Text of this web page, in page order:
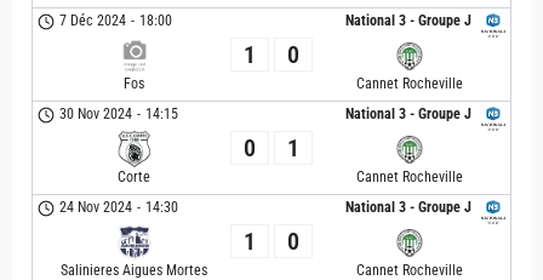
National 3 - Groupe J
7 Déc 2024 - 18:00
Fos
1 0
Cannet Rocheville
National 3 - Groupe J
30 Nov 2024 - 14:15
Corte
0 1
Cannet Rocheville
National 3 - Groupe J
24 Nov 2024 - 14:30
Salinieres Aigues Mortes
1 0
Cannet Rocheville